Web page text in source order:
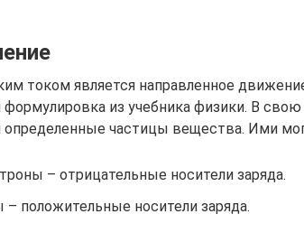
током является направленное
формулировка из учебника физики. В
определенные частицы вещества. Ими
– отрицательные носители заряда.
– положительные носители заряда.